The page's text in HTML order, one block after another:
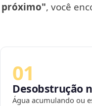
próximo", você
01
Desobstrução
Água acumulando ou